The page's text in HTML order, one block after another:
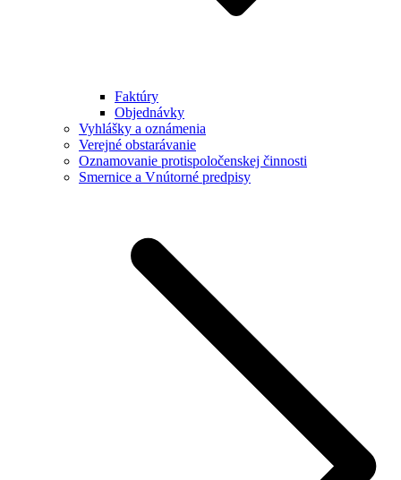
Faktúry
Objednávky
Vyhlášky a oznámenia
Verejné obstarávanie
Oznamovanie protispoločenskej činnosti
Smernice a Vnútorné predpisy